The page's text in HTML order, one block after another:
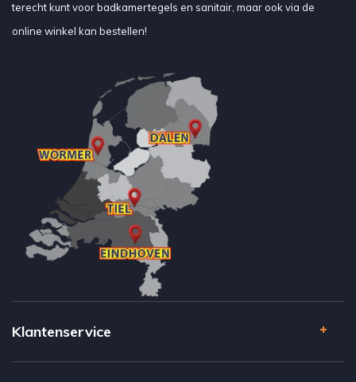
terecht kunt voor badkamertegels en sanitair, maar ook via de
online winkel kan bestellen!
Klantenservice